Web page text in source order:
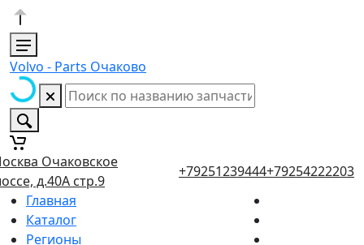
Volvo - Parts Очаково
Очаковское
д.40А стр.9
+79251239444+79254222203
Главная
Каталог
Регионы